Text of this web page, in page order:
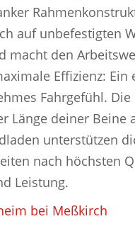
auf unbefestigten
macht den
Effizienz:
Fahrgefühl.
Länge deiner
unterstützen
nach höchsten
Leistung.
bei Meßkirch